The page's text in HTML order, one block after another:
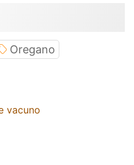
Oregano
vacuno